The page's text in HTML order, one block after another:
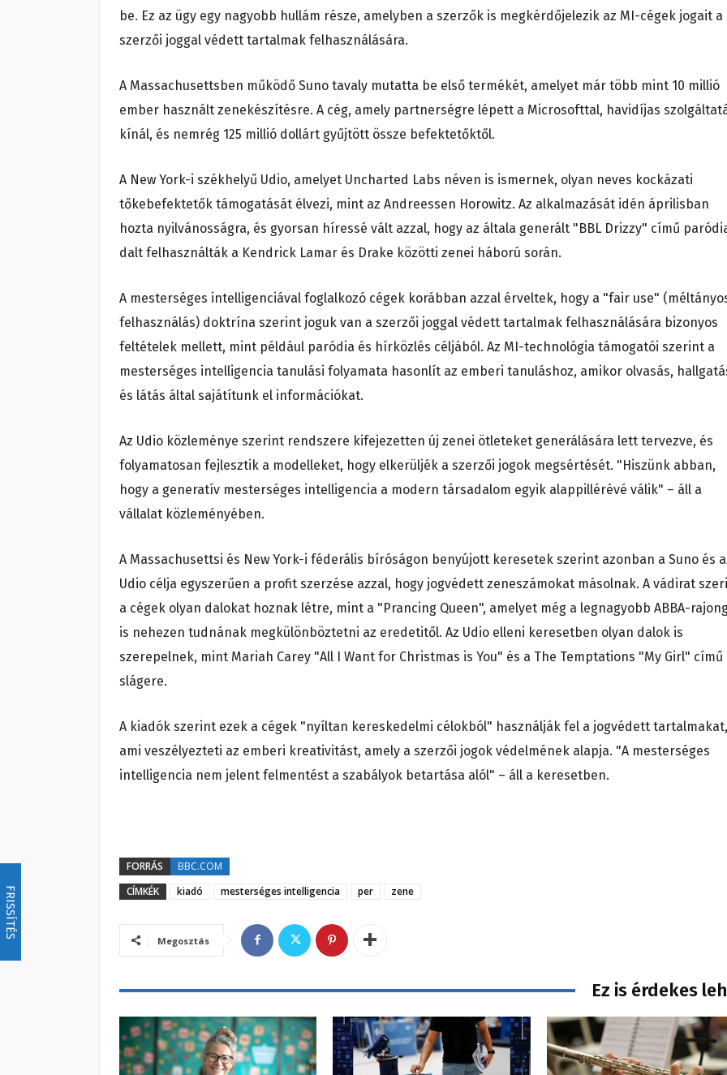
FRISSÍTÉS
be. Ez az ügy egy nagyobb hullám része, amelyben a szerzők is megkérdőjelezik az MI-cégek jogait a
szerzői joggal védett tartalmak felhasználására.
A Massachusettsben működő Suno tavaly mutatta be első termékét, amelyet már több mint 10 millió
ember használt zenekészítésre. A cég, amely partnerségre lépett a Microsofttal, havidíjas
kínál, és nemrég 125 millió dollárt gyűjtött össze befektetőktől.
A New York-i székhelyű Udio, amelyet Uncharted Labs néven is ismernek, olyan neves kockázati
tőkebefektetők támogatását élvezi, mint az Andreessen Horowitz. Az alkalmazását idén áprilisban
hozta nyilvánosságra, és gyorsan híressé vált azzal, hogy az általa generált "BBL Drizzy" című
dalt felhasználták a Kendrick Lamar és Drake közötti zenei háború során.
A mesterséges intelligenciával foglalkozó cégek korábban azzal érveltek, hogy a "fair use"
felhasználás) doktrína szerint joguk van a szerzői joggal védett tartalmak felhasználására bizonyos
feltételek mellett, mint például paródia és hírközlés céljából. Az MI-technológia támogatói szerint a
mesterséges intelligencia tanulási folyamata hasonlít az emberi tanuláshoz, amikor olvasás,
és látás által sajátítunk el információkat.
Az Udio közleménye szerint rendszere kifejezetten új zenei ötleteket generálására lett tervezve, és
folyamatosan fejlesztik a modelleket, hogy elkerüljék a szerzői jogok megsértését. "Hiszünk abban,
hogy a generatív mesterséges intelligencia a modern társadalom egyik alappillérévé válik" – áll a
vállalat közleményében.
A Massachusettsi és New York-i féderális bíróságon benyújott keresetek szerint azonban a Suno és
Udio célja egyszerűen a profit szerzése azzal, hogy jogvédett zeneszámokat másolnak. A vádirat
a cégek olyan dalokat hoznak létre, mint a "Prancing Queen", amelyet még a legnagyobb ABBA-
is nehezen tudnának megkülönböztetni az eredetitől. Az Udio elleni keresetben olyan dalok is
szerepelnek, mint Mariah Carey "All I Want for Christmas is You" és a The Temptations "My Girl" című
slágere.
A kiadók szerint ezek a cégek "nyíltan kereskedelmi célokból" használják fel a jogvédett tartalmakat,
ami veszélyezteti az emberi kreativitást, amely a szerzői jogok védelmének alapja. "A mesterséges
intelligencia nem jelent felmentést a szabályok betartása alól" – áll a keresetben.
FORRÁS
BBC.COM
CÍMKÉK
kiadó mesterséges intelligencia per zene
Megosztás
Ez is érdekes